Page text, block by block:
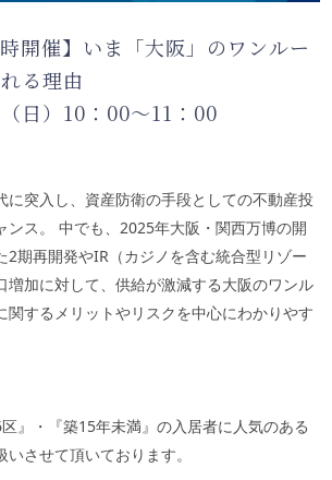
開催】いま「大阪」のワンルー
る理由
日）10：00〜11：00
に突入し、資産防衛の手段としての不動産投
ンス。 中でも、2025年大阪・関西万博の開
2期再開発やIR（カジノを含む統合型リゾー
増加に対して、供給が激減する大阪のワンル
関するメリットやリスクを中心にわかりやす
』・『築15年未満』の入居者に人気のある
させて頂いております。